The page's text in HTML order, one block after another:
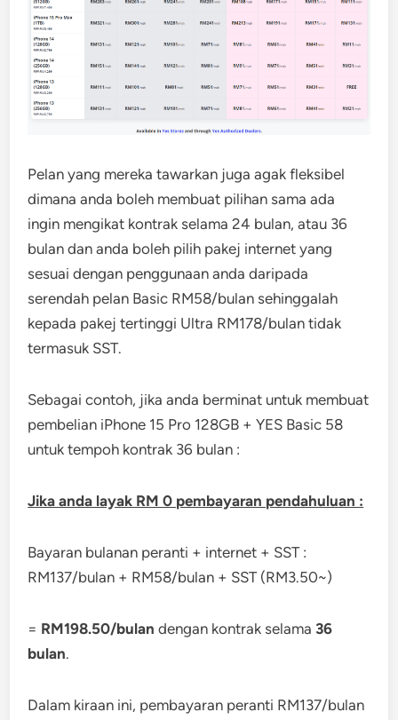
Pelan yang mereka tawarkan juga agak fleksibel
dimana anda boleh membuat pilihan sama ada
ingin mengikat kontrak selama 24 bulan, atau 36
bulan dan anda boleh pilih pakej internet yang
sesuai dengan penggunaan anda daripada
serendah pelan Basic RM58/bulan sehinggalah
kepada pakej tertinggi Ultra RM178/bulan tidak
termasuk SST.
Sebagai contoh, jika anda berminat untuk membuat
pembelian iPhone 15 Pro 128GB + YES Basic 58
untuk tempoh kontrak 36 bulan :
Jika anda layak RM 0 pembayaran pendahuluan :
Bayaran bulanan peranti + internet + SST :
RM137/bulan + RM58/bulan + SST (RM3.50~)
= RM198.50/bulan dengan kontrak selama 36
bulan.
Dalam kiraan ini, pembayaran peranti RM137/bulan